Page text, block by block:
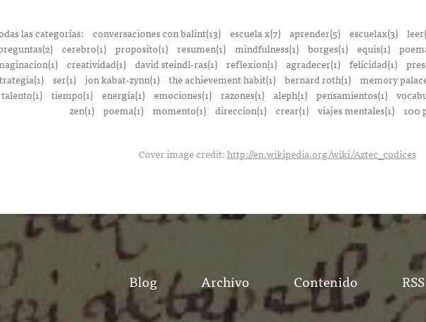
las categorías: conversaciones con balint(13) escuela x(7) aprender(5) escuelax(3)
cerebro(1) proposito(1) resumen(1) mindfulness(1) borges(1) equis(1)
creatividad(1) david steindl-ras(1) reflexion(1) agradecer(1) felicidad(1)
ser(1) jon kabat-zynn(1) the achievement habit(1) bernard roth(1) memory
talento(1)
tiempo(1) energía(1) emociones(1) razones(1) aleph(1) pensamientos(1)
zen(1) poema(1) momento(1) direccion(1) crear(1) viajes mentales(1) 100
Cover image credit:http://en.wikipedia.org/wiki/Aztec_codices
Blog Archivo Contenido RSS